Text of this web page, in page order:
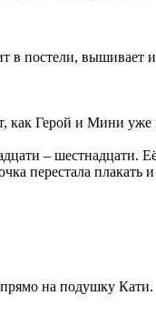
в постели, вышивает
как Герой и Мини уже
– шестнадцати.
перестала плакать и
на подушку Кати.